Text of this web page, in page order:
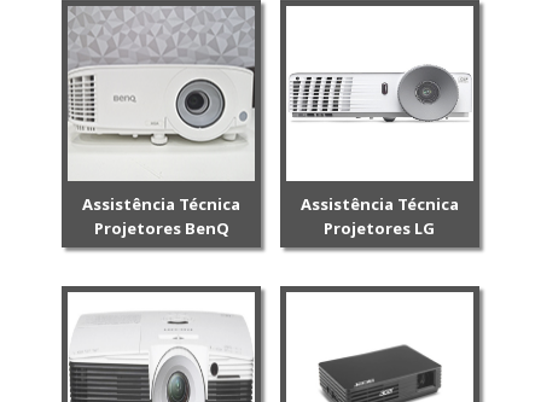
Assistência Técnica
Projetores BenQ
Assistência Técnica
Projetores LG